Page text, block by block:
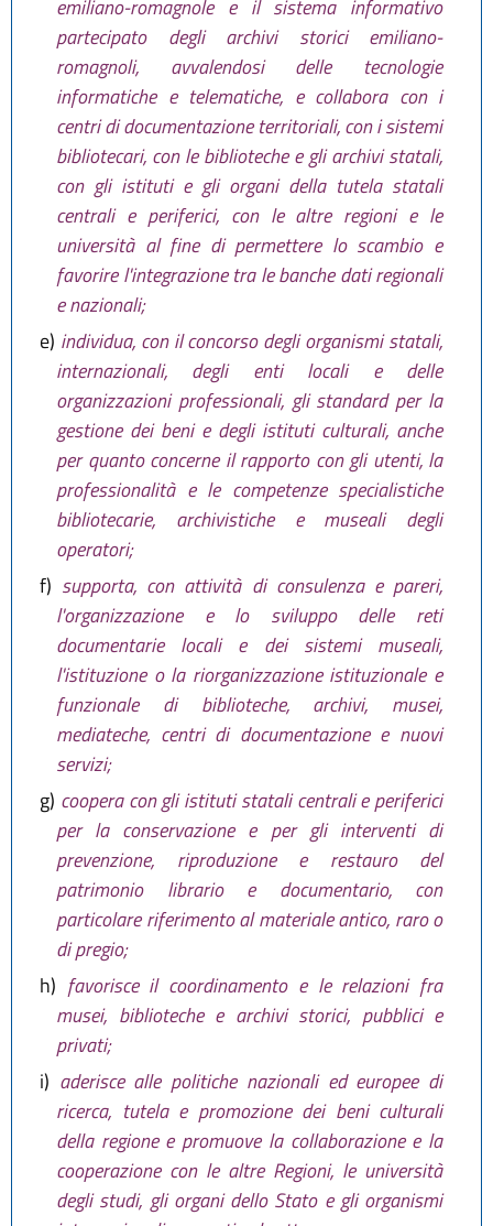
emiliano-romagnole e il sistema informativo
partecipato degli archivi storici emiliano-
romagnoli, avvalendosi delle tecnologie
informatiche e telematiche, e collabora con i
centri di documentazione territoriali, con i sistemi
bibliotecari, con le biblioteche e gli archivi statali,
con gli istituti e gli organi della tutela statali
centrali e periferici, con le altre regioni e le
università al fine di permettere lo scambio e
favorire l'integrazione tra le banche dati regionali
e nazionali;
e) individua, con il concorso degli organismi statali,
internazionali, degli enti locali e delle
organizzazioni professionali, gli standard per la
gestione dei beni e degli istituti culturali, anche
per quanto concerne il rapporto con gli utenti, la
professionalità e le competenze specialistiche
bibliotecarie, archivistiche e museali degli
operatori;
f) supporta, con attività di consulenza e pareri,
l'organizzazione e lo sviluppo delle reti
documentarie locali e dei sistemi museali,
l'istituzione o la riorganizzazione istituzionale e
funzionale di biblioteche, archivi, musei,
mediateche, centri di documentazione e nuovi
servizi;
g) coopera con gli istituti statali centrali e periferici
per la conservazione e per gli interventi di
prevenzione, riproduzione e restauro del
patrimonio librario e documentario, con
particolare riferimento al materiale antico, raro o
di pregio;
h) favorisce il coordinamento e le relazioni fra
musei, biblioteche e archivi storici, pubblici e
privati;
i) aderisce alle politiche nazionali ed europee di
ricerca, tutela e promozione dei beni culturali
della regione e promuove la collaborazione e la
cooperazione con le altre Regioni, le università
degli studi, gli organi dello Stato e gli organismi